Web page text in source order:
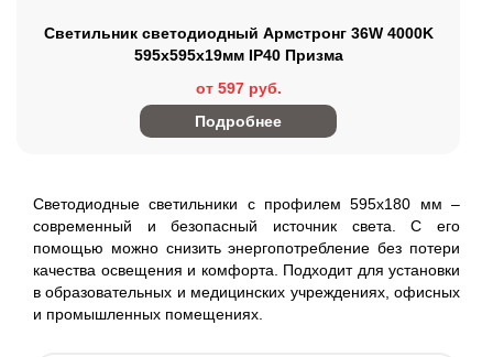
Светильник светодиодный Армстронг 36W 4000K
595х595х19мм IP40 Призма
от 597 руб.
Подробнее
Светодиодные светильники с профилем 595х180 мм –
современный и безопасный источник света. С его
помощью можно снизить энергопотребление без потери
качества освещения и комфорта. Подходит для установки
в образовательных и медицинских учреждениях, офисных
и промышленных помещениях.